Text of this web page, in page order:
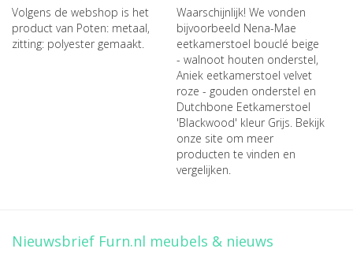
Volgens de webshop is het
product van Poten: metaal,
zitting: polyester gemaakt.
Waarschijnlijk! We vonden
bijvoorbeeld Nena-Mae
eetkamerstoel bouclé beige
- walnoot houten onderstel,
Aniek eetkamerstoel velvet
roze - gouden onderstel en
Dutchbone Eetkamerstoel
'Blackwood' kleur Grijs. Bekijk
onze site om meer
producten te vinden en
vergelijken.
Nieuwsbrief Furn.nl meubels & nieuws